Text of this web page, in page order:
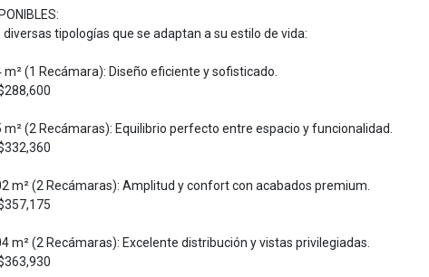
tipologías que se adaptan a su estilo de vida:
m² (1 Recámara): Diseño eficiente y sofisticado.
m² (2 Recámaras): Equilibrio perfecto entre espacio y funcionalidad.
m² (2 Recámaras): Amplitud y confort con acabados premium.
m² (2 Recámaras): Excelente distribución y vistas privilegiadas.